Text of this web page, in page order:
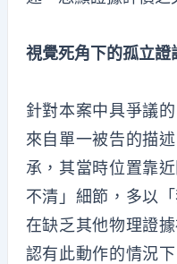
視覺死角下的孤立證
針對本案中具爭議
來自單一被告的描
承，其當時位置靠
不清」細節，多以
在缺乏其他物理證
認有此動作的情況